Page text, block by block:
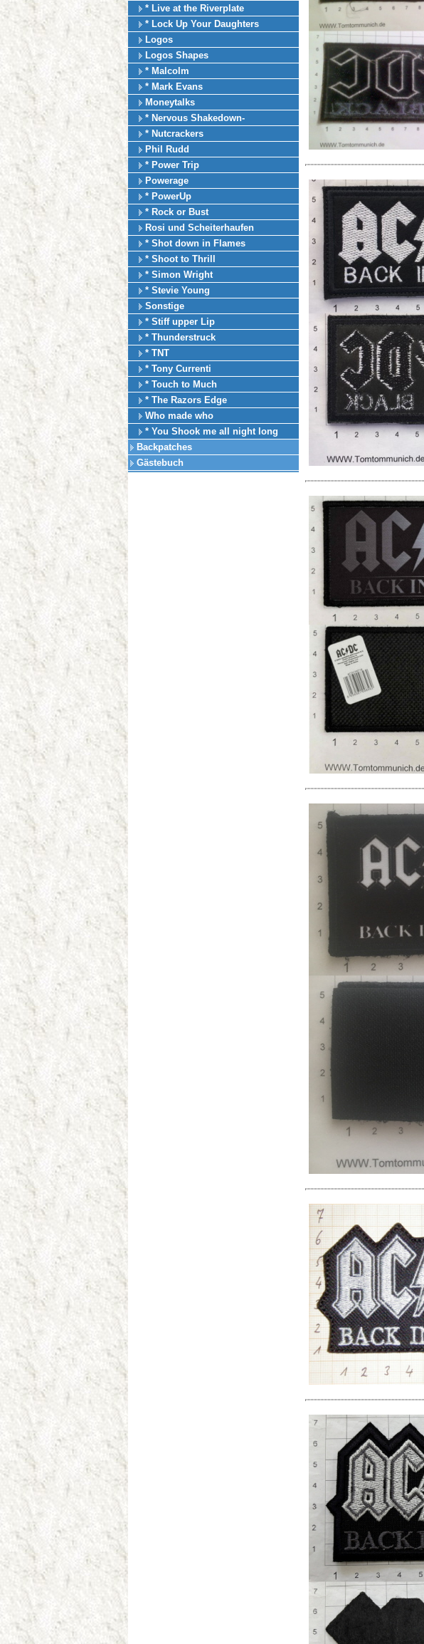
* Live at the Riverplate
* Lock Up Your Daughters
Logos
Logos Shapes
* Malcolm
* Mark Evans
Moneytalks
* Nervous Shakedown-
* Nutcrackers
Phil Rudd
* Power Trip
Powerage
* PowerUp
* Rock or Bust
Rosi und Scheiterhaufen
* Shot down in Flames
* Shoot to Thrill
* Simon Wright
* Stevie Young
Sonstige
* Stiff upper Lip
* Thunderstruck
* TNT
* Tony Currenti
* Touch to Much
* The Razors Edge
Who made who
* You Shook me all night long
Backpatches
Gästebuch